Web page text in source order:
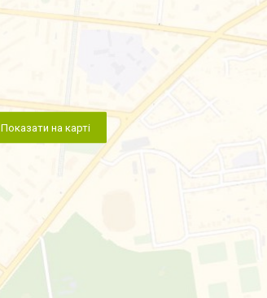
Показати на карті